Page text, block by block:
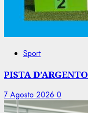
Sport
PISTA D’ARGENTO
7 Agosto 2026 0